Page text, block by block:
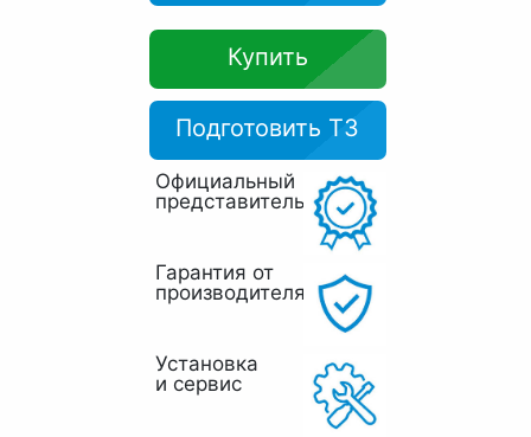
Купить
Подготовить ТЗ
Официальный
представитель
Гарантия от
производителя
Установка
и сервис